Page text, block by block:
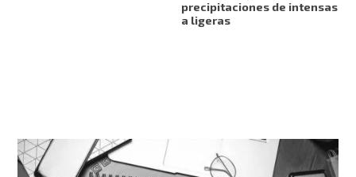
precipitaciones de intensas
a ligeras